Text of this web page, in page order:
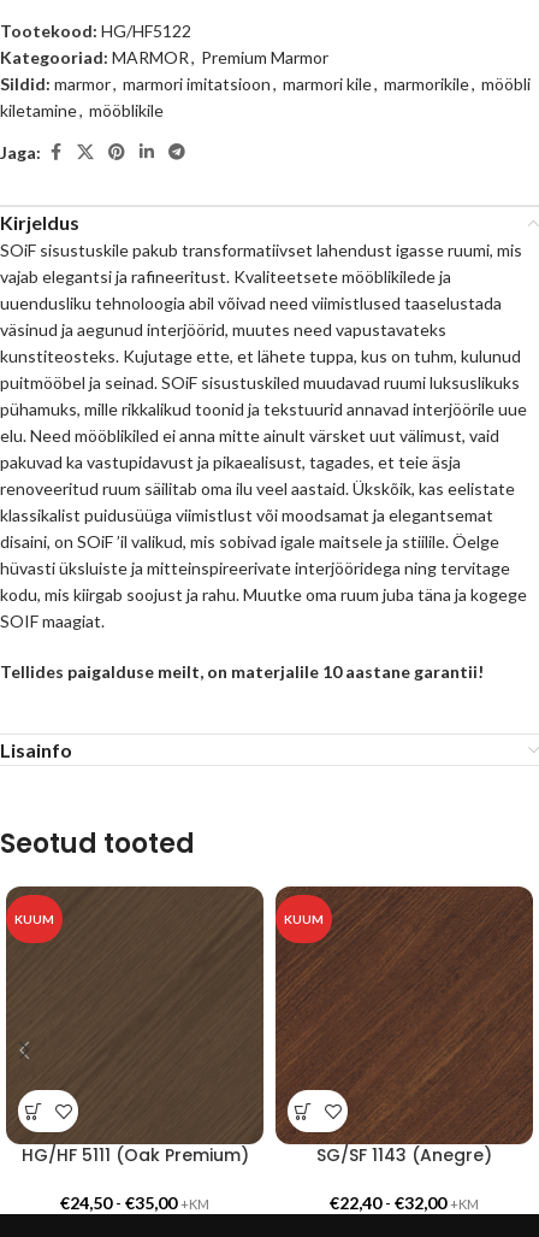
Tootekood: HG/HF5122
Kategooriad: MARMOR, Premium Marmor
Sildid: marmor, marmori imitatsioon, marmori kile, marmorikile, mööbli
kiletamine, mööblikile
Jaga:
Kirjeldus
SOiF sisustuskile pakub transformatiivset lahendust igasse ruumi, mis
vajab elegantsi ja rafineeritust. Kvaliteetsete mööblikilede ja
uuendusliku tehnoloogia abil võivad need viimistlused taaselustada
väsinud ja aegunud interjöörid, muutes need vapustavateks
kunstiteosteks. Kujutage ette, et lähete tuppa, kus on tuhm, kulunud
puitmööbel ja seinad. SOiF sisustuskiled muudavad ruumi luksuslikuks
pühamuks, mille rikkalikud toonid ja tekstuurid annavad interjöörile uue
elu. Need mööblikiled ei anna mitte ainult värsket uut välimust, vaid
pakuvad ka vastupidavust ja pikaealisust, tagades, et teie äsja
renoveeritud ruum säilitab oma ilu veel aastaid. Ükskõik, kas eelistate
klassikalist puidusüüga viimistlust või moodsamat ja elegantsemat
disaini, on SOiF ’il valikud, mis sobivad igale maitsele ja stiilile. Öelge
hüvasti üksluiste ja mitteinspireerivate interjööridega ning tervitage
kodu, mis kiirgab soojust ja rahu. Muutke oma ruum juba täna ja kogege
SOIF maagiat.
Tellides paigalduse meilt, on materjalile 10 aastane garantii!
Lisainfo
Seotud tooted
KUUM
HG/HF 5111 (Oak Premium)
€24,50- €35,00 +KM
KUUM
SG/SF 1143 (Anegre)
€22,40- €32,00 +KM